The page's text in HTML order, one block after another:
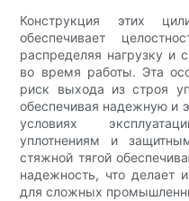
Конструкция этих
обеспечивает
распределяя нагрузку и
во время работы. Эта
риск выхода из строя
обеспечивая надежную и
условиях
уплотнениям и
стяжной тягой
надежность, что делает
для сложных